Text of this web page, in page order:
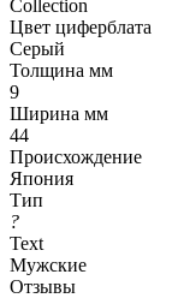
Collection
Цвет циферблата
Серый
Толщина мм
9
Ширина мм
44
Происхождение
Япония
Тип
?
Text
Мужские
Отзывы